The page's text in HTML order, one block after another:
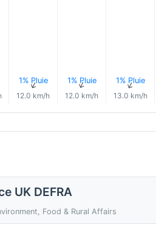
1% Pluie
↑
12.0 km/h
1% Pluie
↑
12.0 km/h
1% Pluie
↑
13.0 km/h
UK DEFRA
Food & Rural Affairs